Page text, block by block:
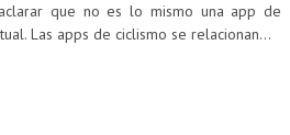
que no es lo mismo una app de
Las apps de ciclismo se relacionan...